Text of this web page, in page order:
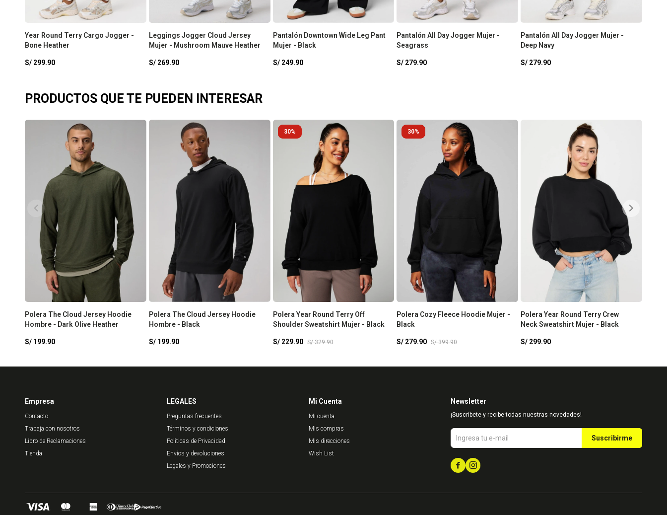
Year Round Terry Cargo Jogger -
Bone Heather
S/ 299.90
Leggings Jogger Cloud Jersey
Mujer - Mushroom Mauve Heather
S/ 269.90
Pantalón Downtown Wide Leg Pant
Mujer - Black
S/ 249.90
Pantalón All Day Jogger Mujer -
Seagrass
S/ 279.90
Pantalón All Day Jogger Mujer -
Deep Navy
S/ 279.90
PRODUCTOS QUE TE PUEDEN INTERESAR
Polera The Cloud Jersey Hoodie
Hombre - Dark Olive Heather
S/ 199.90
Polera The Cloud Jersey Hoodie
Hombre - Black
S/ 199.90
30
Polera Year Round Terry Off
Shoulder Sweatshirt Mujer - Black
S/ 229.90 S/ 329.90
30
Polera Cozy Fleece Hoodie Mujer -
Black
S/ 279.90 S/ 399.90
Polera Year Round Terry Crew
Neck Sweatshirt Mujer - Black
S/ 299.90
Empresa
Contacto
Trabaja con nosotros
Libro de Reclamaciones
Tienda
LEGALES
Preguntas frecuentes
Términos y condiciones
Políticas de Privacidad
Envíos y devoluciones
Legales y Promociones
Mi Cuenta
Mi cuenta
Mis compras
Mis direcciones
Wish List
Newsletter
¡Suscríbete y recibe todas nuestras novedades!
Suscribirme
 